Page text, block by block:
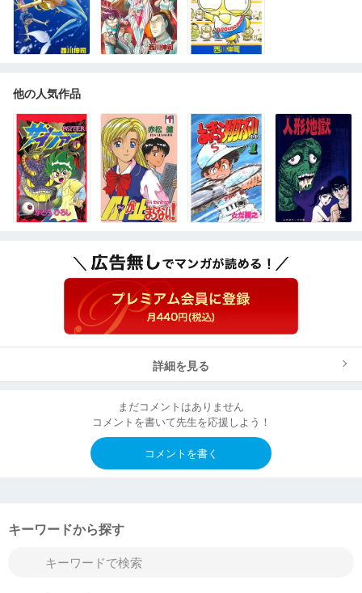
他の人気作品
詳細を見る
まだコメントはありません
コメントを書いて先生を応援しよう！
コメントを書く
キーワードから探す